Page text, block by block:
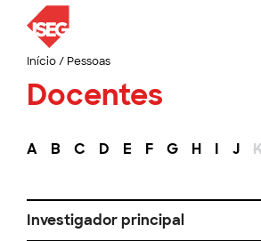
Início/ Pessoas
Docentes
A B C D E F G H I J
Investigador principal